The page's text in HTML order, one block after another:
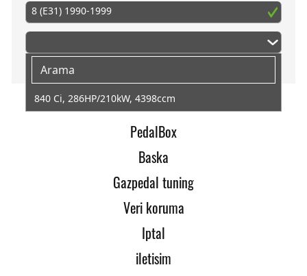
8 (E31) 1990-1999
840 Ci, 286HP/210kW, 4398ccm
PedalBox
Baska
Gazpedal tuning
Veri koruma
Iptal
iletisim